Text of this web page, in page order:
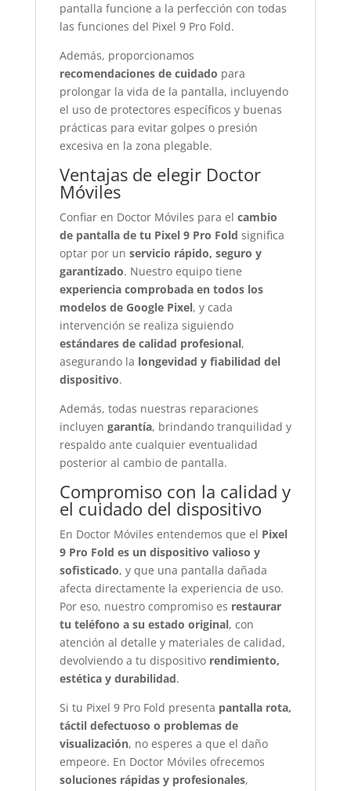
pantalla funcione a la perfección con todas
las funciones del Pixel 9 Pro Fold.
Además, proporcionamos
recomendaciones de cuidado para
prolongar la vida de la pantalla, incluyendo
el uso de protectores específicos y buenas
prácticas para evitar golpes o presión
excesiva en la zona plegable.
Ventajas de elegir Doctor
Móviles
Confiar en Doctor Móviles para el cambio
de pantalla de tu Pixel 9 Pro Fold significa
optar por un servicio rápido, seguro y
garantizado. Nuestro equipo tiene
experiencia comprobada en todos los
modelos de Google Pixel, y cada
intervención se realiza siguiendo
estándares de calidad profesional,
asegurando la longevidad y fiabilidad del
dispositivo.
Además, todas nuestras reparaciones
incluyen garantía, brindando tranquilidad y
respaldo ante cualquier eventualidad
posterior al cambio de pantalla.
Compromiso con la calidad y
el cuidado del dispositivo
En Doctor Móviles entendemos que el Pixel
9 Pro Fold es un dispositivo valioso y
sofisticado, y que una pantalla dañada
afecta directamente la experiencia de uso.
Por eso, nuestro compromiso es restaurar
tu teléfono a su estado original, con
atención al detalle y materiales de calidad,
devolviendo a tu dispositivo rendimiento,
estética y durabilidad.
Si tu Pixel 9 Pro Fold presenta pantalla rota,
táctil defectuoso o problemas de
visualización, no esperes a que el daño
empeore. En Doctor Móviles ofrecemos
soluciones rápidas y profesionales,